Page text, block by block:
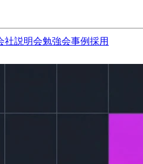
社説明会勉強会事例採用